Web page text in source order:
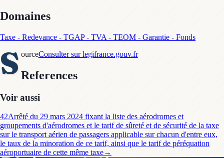
Domaines
Taxe - Redevance - TGAP - TVA - TEOM - Garantie - Fonds
S ourceConsulter sur legifrance.gouv.fr
References
Voir aussi
42Arrêté du 29 mars 2024 fixant la liste des aérodromes et
groupements d'aérodromes et le tarif de sûreté et de sécurité de la taxe
sur le transport aérien de passagers applicable sur chacun d'entre eux,
le taux de la minoration de ce tarif, ainsi que le tarif de péréquation
aéroportuaire de cette même taxe→